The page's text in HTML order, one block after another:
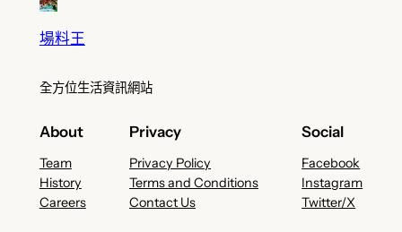
場料王
全方位生活資訊網站
About
Team
History
Careers
Privacy
Privacy Policy
Terms and Conditions
Contact Us
Social
Facebook
Instagram
Twitter/X